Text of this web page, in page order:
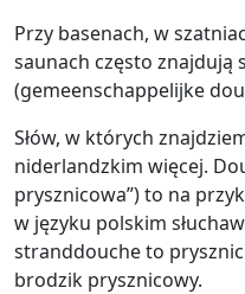
Przy basenach, w
saunach często znajdują
(gemeenschappelijke
Słów, w których
niderlandzkim więcej.
prysznicowa”) to na
w języku polskim
stranddouche to
brodzik prysznicowy.